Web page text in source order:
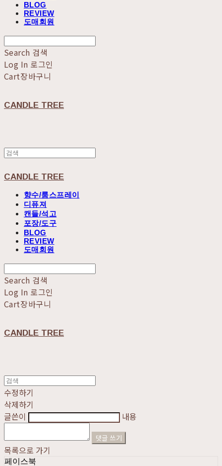
BLOG
REVIEW
도매회원
Search 검색
Log In 로그인
Cart장바구니
CANDLE TREE
CANDLE TREE
향수/룸스프레이
디퓨져
캔들/석고
포장/도구
BLOG
REVIEW
도매회원
Search 검색
Log In 로그인
Cart장바구니
CANDLE TREE
수정하기
삭제하기
글쓴이
내용
댓글 쓰기
목록으로 가기
페이스북